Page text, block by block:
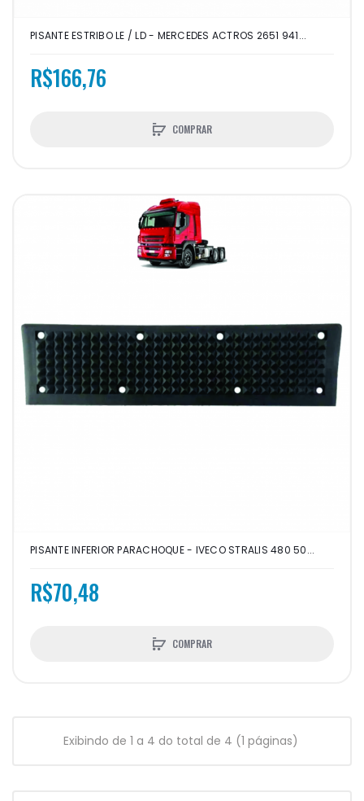
PISANTE ESTRIBO LE / LD - MERCEDES ACTROS 2651 941...
R$166,76
COMPRAR
PISANTE INFERIOR PARACHOQUE - IVECO STRALIS 480 50...
R$70,48
COMPRAR
Exibindo de 1 a 4 do total de 4 (1 páginas)